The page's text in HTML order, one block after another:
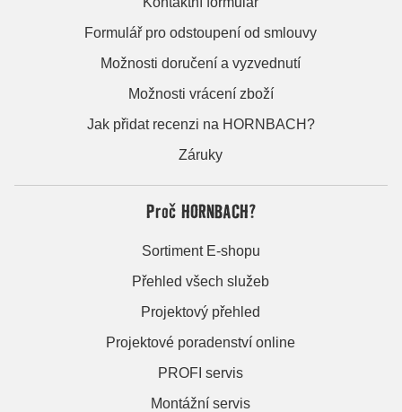
Formulář pro odstoupení od smlouvy
Možnosti doručení a vyzvednutí
Možnosti vrácení zboží
Jak přidat recenzi na HORNBACH?
Záruky
Proč HORNBACH?
Sortiment E-shopu
Přehled všech služeb
Projektový přehled
Projektové poradenství online
PROFI servis
Montážní servis